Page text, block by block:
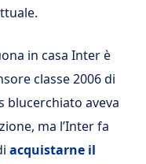
in casa Inter è
classe 2006 di
blucerchiato aveva
ma l’Inter fa
acquistarne il